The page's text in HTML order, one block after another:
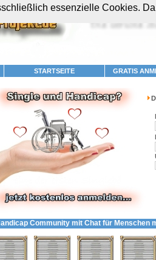
STARTSEITE GRATIS
Community mit Chat für Menschen
essenzielle Cookies.